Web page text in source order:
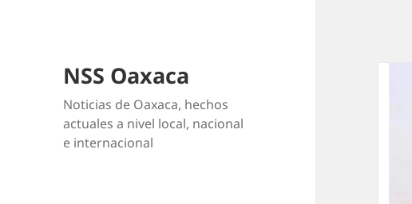
NSS Oaxaca
Noticias de Oaxaca, hechos
actuales a nivel local, nacional
e internacional